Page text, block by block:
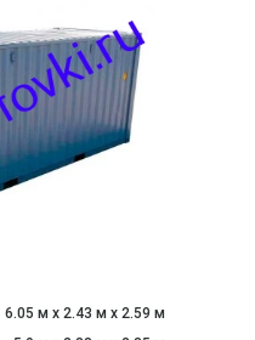
6.05 м x 2.43 м х 2.59 м